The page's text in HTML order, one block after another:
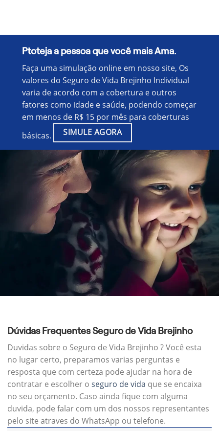
Ptoteja a pessoa que você mais Ama.
Faça uma simulação online em nosso site, Os
valores do Seguro de Vida Brejinho Individual
varia de acordo com a cobertura e outros
fatores como idade e saúde, podendo começar
em menos de R$ 15 por mês para coberturas
básicas.
SIMULE AGORA
Dúvidas Frequentes Seguro de Vida Brejinho
Duvidas sobre o Seguro de Vida Brejinho ? Você esta
no lugar certo, preparamos varias perguntas e
resposta que com certeza pode ajudar na hora de
contratar e escolher o seguro de vida que se encaixa
no seu orçamento. Caso ainda fique com alguma
duvida, pode falar com um dos nossos representantes
pelo site atraves do WhatsApp ou telefone.